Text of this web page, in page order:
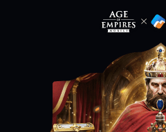
Loading...